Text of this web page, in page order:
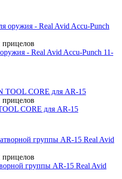
- Real Avid Accu-Punch 11-
CORE для AR-15
группы AR-15 Real Avid